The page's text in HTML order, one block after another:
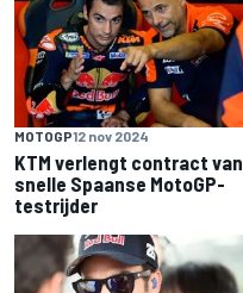
MOTOGP12 nov 2024
KTM verlengt contract van
snelle Spaanse MotoGP-
testrijder